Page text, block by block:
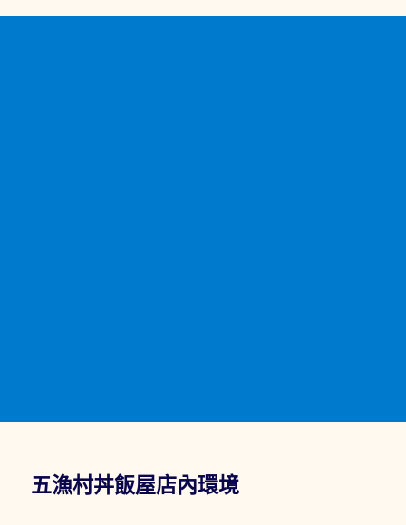
五漁村丼飯屋店內環境